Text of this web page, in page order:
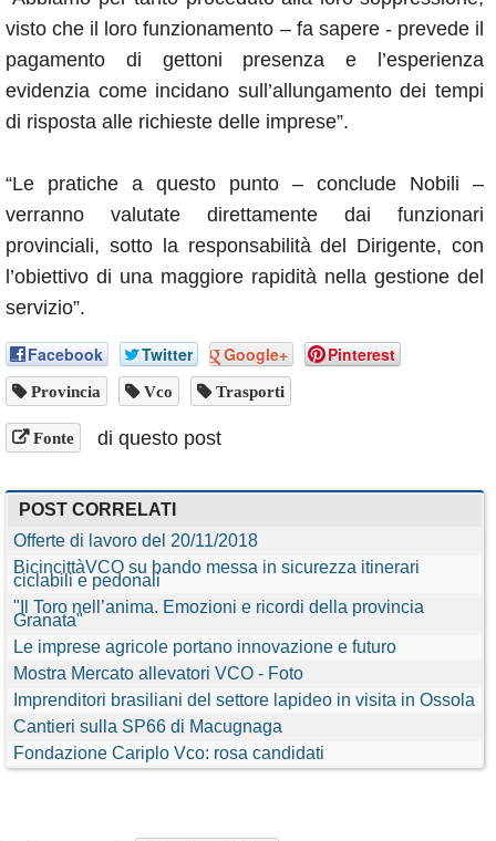
visto che il loro funzionamento – fa sapere - prevede il
pagamento di gettoni presenza e l’esperienza
evidenzia come incidano sull’allungamento dei tempi
di risposta alle richieste delle imprese”.
“Le pratiche a questo punto – conclude Nobili –
verranno valutate direttamente dai funzionari
provinciali, sotto la responsabilità del Dirigente, con
l’obiettivo di una maggiore rapidità nella gestione del
servizio”.
Facebook Twitter Google+ Pinterest
Provincia Vco Trasporti
Fonte di questo post
POST CORRELATI
Offerte di lavoro del 20/11/2018
BicincittàVCO su bando messa in sicurezza itinerari
ciclabili e pedonali
"Il Toro nell’anima. Emozioni e ricordi della provincia
Granata"
Le imprese agricole portano innovazione e futuro
Mostra Mercato allevatori VCO - Foto
Imprenditori brasiliani del settore lapideo in visita in Ossola
Cantieri sulla SP66 di Macugnaga
Fondazione Cariplo Vco: rosa candidati